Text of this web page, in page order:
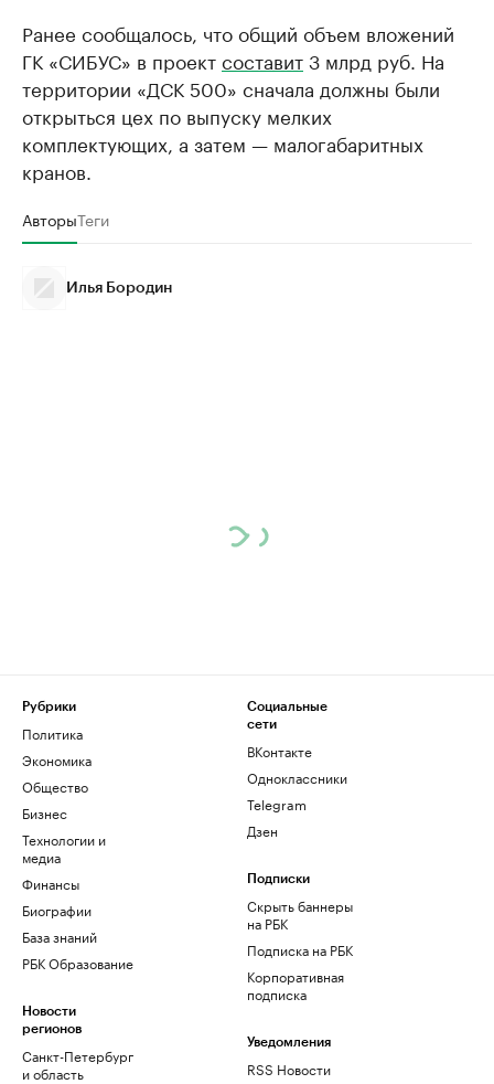
Ранее сообщалось, что общий объем вложений
ГК «СИБУС» в проектсоставит3 млрд руб. На
территории «ДСК 500» сначала должны были
открыться цех по выпуску мелких
комплектующих, а затем — малогабаритных
кранов.
АвторыТеги
Илья Бородин
Рубрики
Политика
Экономика
Общество
Бизнес
Технологии и
медиа
Финансы
Биографии
База знаний
РБК Образование
Новости
регионов
Санкт-Петербург
и область
Социальные
сети
ВКонтакте
Одноклассники
Telegram
Дзен
Подписки
Скрыть баннеры
на РБК
Подписка на РБК
Корпоративная
подписка
Уведомления
RSS Новости